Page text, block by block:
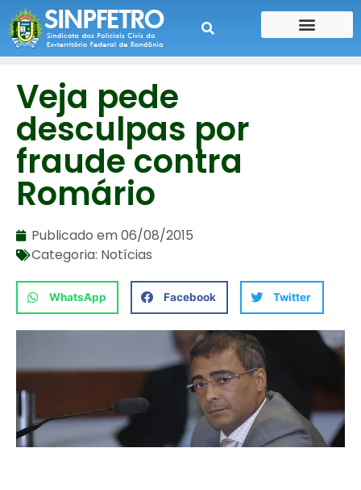
Veja pede
desculpas por
fraude contra
Romário
Publicado em06/08/2015
Categoria: Notícias
WhatsApp Facebook Twitter